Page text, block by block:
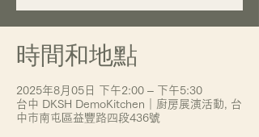
時間和地點
2025年8月05日 下午2:00 – 下午5:30
台中 DKSH DemoKitchen｜廚房展演活動, 台
中市南屯區益豐路四段436號